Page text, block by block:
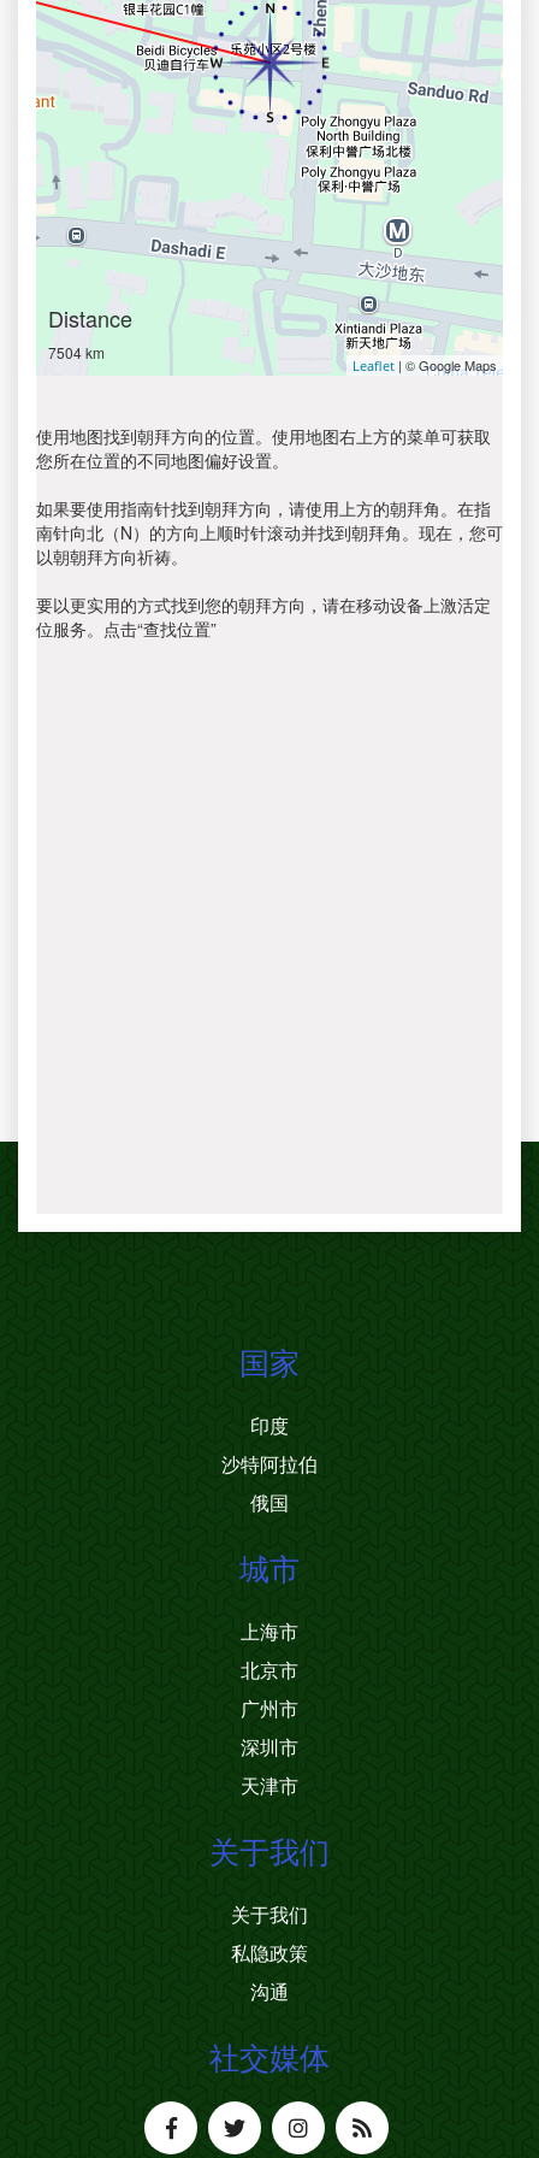
Distance
7504 km
Leaflet | © Google Maps
使用地图找到朝拜方向的位置。使用地图右上方的菜单可获取
您所在位置的不同地图偏好设置。
如果要使用指南针找到朝拜方向，请使用上方的朝拜角。在指
南针向北（N）的方向上顺时针滚动并找到朝拜角。现在，您可
以朝朝拜方向祈祷。
要以更实用的方式找到您的朝拜方向，请在移动设备上激活定
位服务。点击“查找位置”
国家
印度
沙特阿拉伯
俄国
城市
上海市
北京市
广州市
深圳市
天津市
关于我们
关于我们
私隐政策
沟通
社交媒体